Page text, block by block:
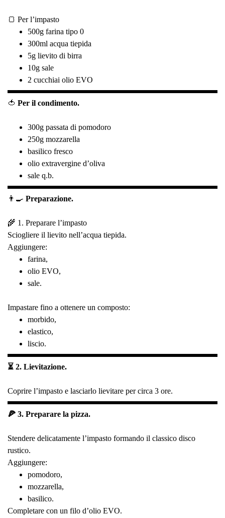
🍞 Per l’impasto
500g farina tipo 0
300ml acqua tiepida
5g lievito di birra
10g sale
2 cucchiai olio EVO
🍅 Per il condimento.
300g passata di pomodoro
250g mozzarella
basilico fresco
olio extravergine d’oliva
sale q.b.
👨‍🍳 Preparazione.
🌾 1. Preparare l’impasto
Sciogliere il lievito nell’acqua tiepida.
Aggiungere:
farina,
olio EVO,
sale.
Impastare fino a ottenere un composto:
morbido,
elastico,
liscio.
⏳ 2. Lievitazione.
Coprire l’impasto e lasciarlo lievitare per circa 3 ore.
🍕 3. Preparare la pizza.
Stendere delicatamente l’impasto formando il classico disco
rustico.
Aggiungere:
pomodoro,
mozzarella,
basilico.
Completare con un filo d’olio EVO.